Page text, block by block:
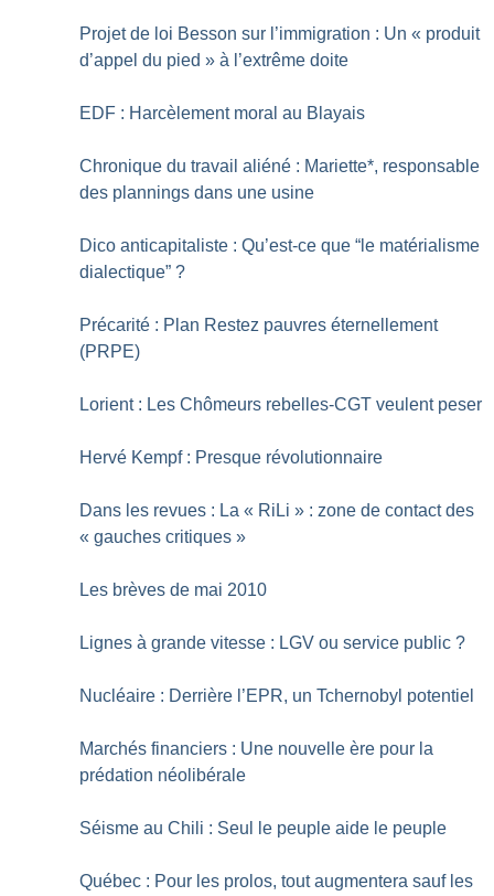
Projet de loi Besson sur l’immigration : Un « produit
d’appel du pied » à l’extrême doite
EDF : Harcèlement moral au Blayais
Chronique du travail aliéné : Mariette*, responsable
des plannings dans une usine
Dico anticapitaliste : Qu’est-ce que “le matérialisme
dialectique” ?
Précarité : Plan Restez pauvres éternellement
(PRPE)
Lorient : Les Chômeurs rebelles-CGT veulent peser
Hervé Kempf : Presque révolutionnaire
Dans les revues : La « RiLi » : zone de contact des
« gauches critiques »
Les brèves de mai 2010
Lignes à grande vitesse : LGV ou service public ?
Nucléaire : Derrière l’EPR, un Tchernobyl potentiel
Marchés financiers : Une nouvelle ère pour la
prédation néolibérale
Séisme au Chili : Seul le peuple aide le peuple
Québec : Pour les prolos, tout augmentera sauf les